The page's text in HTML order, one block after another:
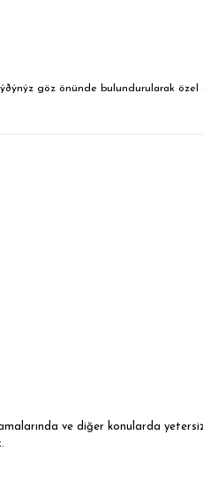
göz önünde bulundurularak
ve diğer konularda